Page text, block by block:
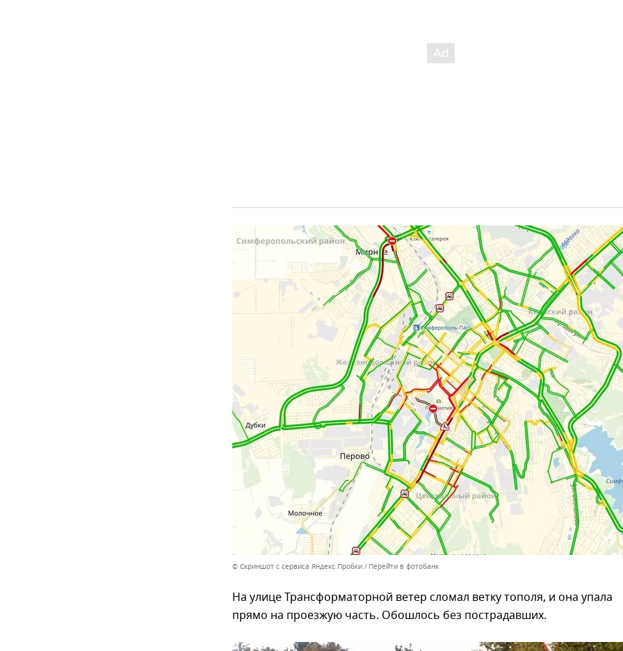
© Скриншот с сервиса Яндекс.Пробки Перейти в фотобанк
На улице Трансформаторной ветер сломал ветку тополя, и она упала
прямо на проезжую часть. Обошлось без пострадавших.